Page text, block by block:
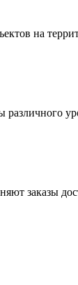
на
заказы